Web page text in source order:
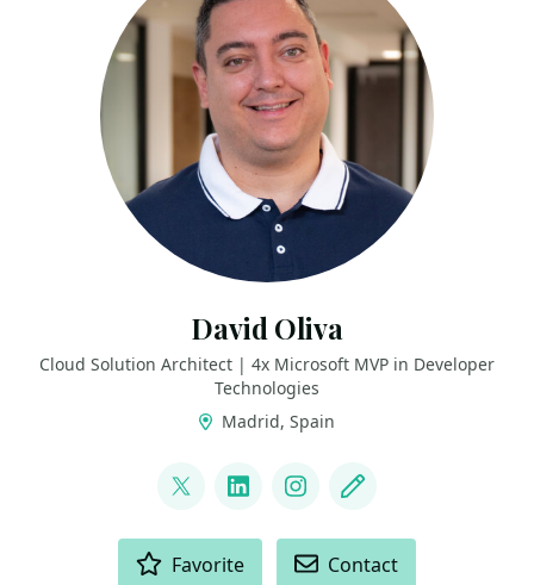
David Oliva
Cloud Solution Architect | 4x Microsoft MVP in Developer
Technologies
Madrid, Spain
@David_Oliva_85
LinkedInInstagram
Blog
Favorite Contact